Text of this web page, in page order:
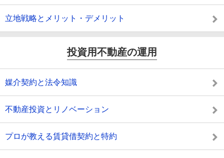
立地戦略とメリット・デメリット
投資用不動産の運用
媒介契約と法令知識
不動産投資とリノベーション
プロが教える賃貸借契約と特約